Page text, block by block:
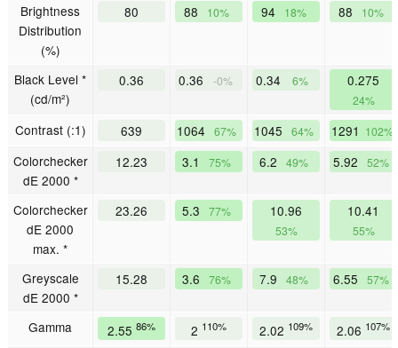
Brightness
Distribution
(%)
80 88 10% 94 18% 88 10%
Black Level *
(cd/m²)
0.36 0.36 -0% 0.34 6% 0.275
24%
Contrast (:1) 639 1064 67% 1045 64% 1291 102%
Colorchecker
dE 2000 *
12.23 3.1 75% 6.2 49% 5.92 52%
Colorchecker
dE 2000
max. *
23.26 5.3 77% 10.96
53%
10.41
55%
Greyscale
dE 2000 *
15.28 3.6 76% 7.9 48% 6.55 57%
Gamma 2.55 86% 2 110% 2.02 109% 2.06 107%